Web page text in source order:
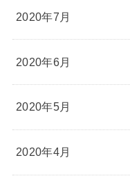
2020年7月
2020年6月
2020年5月
2020年4月